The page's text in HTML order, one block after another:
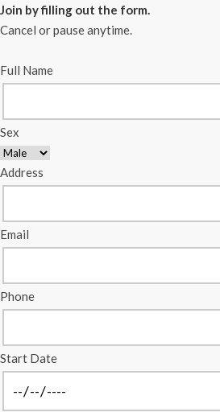
Join by filling out the form.
Cancel or pause anytime.
Full Name
Sex
Address
Email
Phone
Start Date